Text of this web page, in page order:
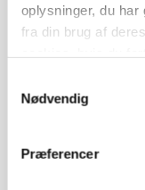
oplysninger, du
fra din brug af
Nødvendig
Præferencer
Russisk